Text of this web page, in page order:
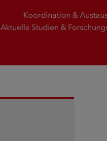
Koordination &
Aktuelle Studien &